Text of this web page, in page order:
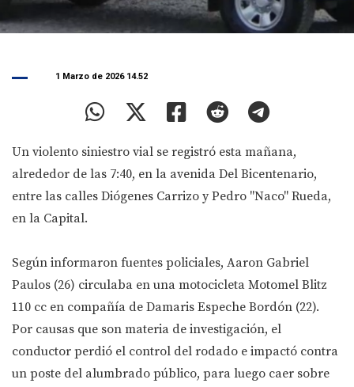
1 Marzo de 2026 14.52
Un violento siniestro vial se registró esta mañana,
alrededor de las 7:40, en la avenida Del Bicentenario,
entre las calles Diógenes Carrizo y Pedro "Naco" Rueda,
en la Capital.
Según informaron fuentes policiales, Aaron Gabriel
Paulos (26) circulaba en una motocicleta Motomel Blitz
110 cc en compañía de Damaris Espeche Bordón (22).
Por causas que son materia de investigación, el
conductor perdió el control del rodado e impactó contra
un poste del alumbrado público, para luego caer sobre